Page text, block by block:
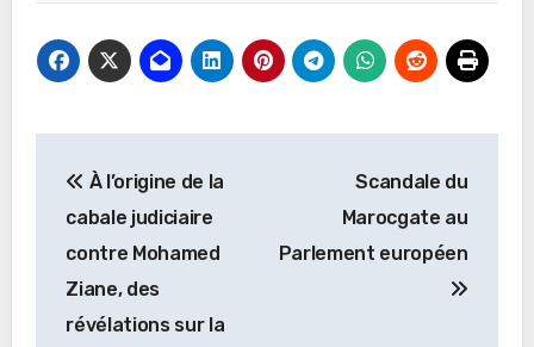
de
l’article
À l’origine de la
cabale judiciaire
contre Mohamed
Ziane, des
révélations sur la
Scandale du
Marocgate au
Parlement européen